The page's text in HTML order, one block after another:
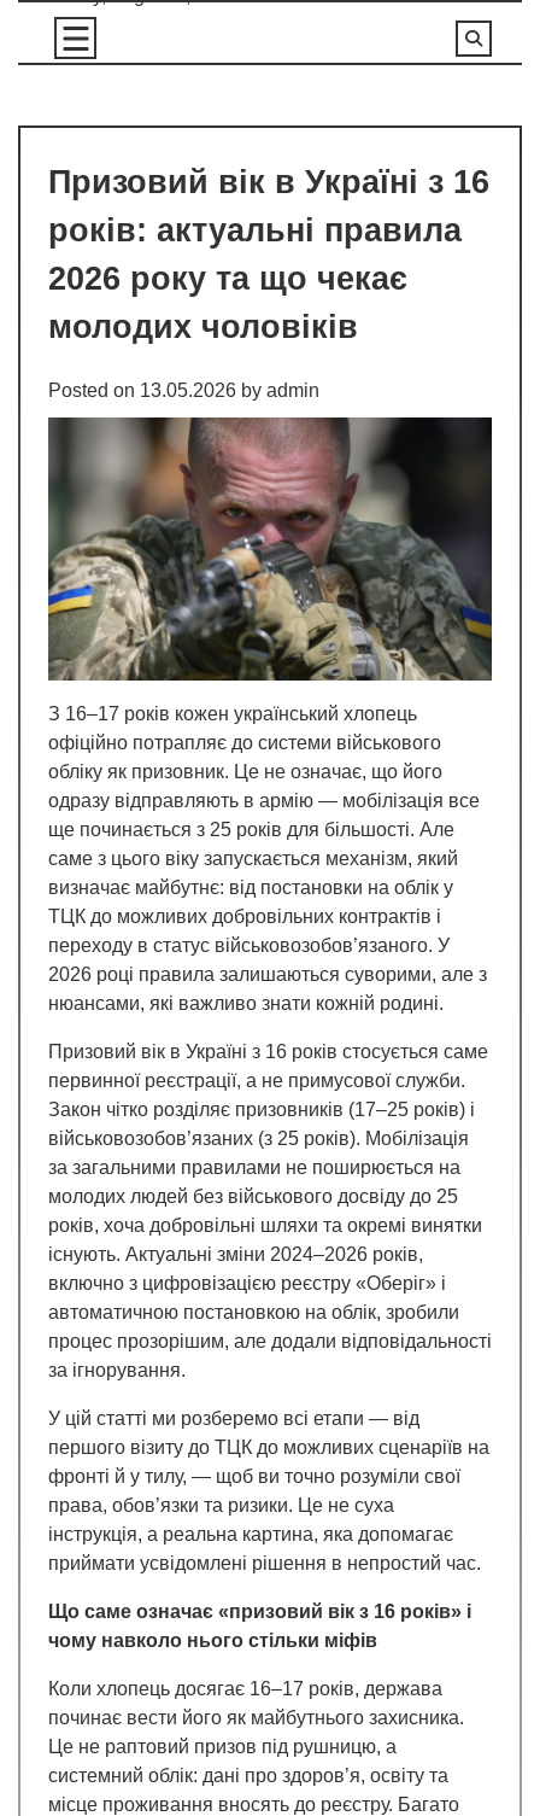
content
Призовий вік в Україні з 16
років: актуальні правила
2026 року та що чекає
молодих чоловіків
Posted on 13.05.2026 by admin
З 16–17 років кожен український хлопець
офіційно потрапляє до системи військового
обліку як призовник. Це не означає, що його
одразу відправляють в армію — мобілізація все
ще починається з 25 років для більшості. Але
саме з цього віку запускається механізм, який
визначає майбутнє: від постановки на облік у
ТЦК до можливих добровільних контрактів і
переходу в статус військовозобов’язаного. У
2026 році правила залишаються суворими, але з
нюансами, які важливо знати кожній родині.
Призовий вік в Україні з 16 років стосується саме
первинної реєстрації, а не примусової служби.
Закон чітко розділяє призовників (17–25 років) і
військовозобов’язаних (з 25 років). Мобілізація
за загальними правилами не поширюється на
молодих людей без військового досвіду до 25
років, хоча добровільні шляхи та окремі винятки
існують. Актуальні зміни 2024–2026 років,
включно з цифровізацією реєстру «Оберіг» і
автоматичною постановкою на облік, зробили
процес прозорішим, але додали відповідальності
за ігнорування.
У цій статті ми розберемо всі етапи — від
першого візиту до ТЦК до можливих сценаріїв на
фронті й у тилу, — щоб ви точно розуміли свої
права, обов’язки та ризики. Це не суха
інструкція, а реальна картина, яка допомагає
приймати усвідомлені рішення в непростий час.
Що саме означає «призовий вік з 16 років» і
чому навколо нього стільки міфів
Коли хлопець досягає 16–17 років, держава
починає вести його як майбутнього захисника.
Це не раптовий призов під рушницю, а
системний облік: дані про здоров’я, освіту та
місце проживання вносять до реєстру. Багато